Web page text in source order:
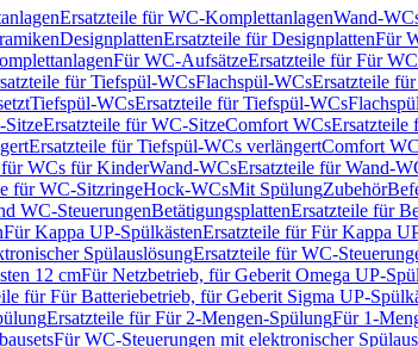
Ersatzteile für WC-KomplettanlagenWand-
DesignplattenErsatzteile für DesignplattenFür
Für WC-AufsätzeErsatzteile für Für
für Tiefspül-WCsFlachspül-WCsErsatzteile
Tiefspül-WCsErsatzteile für Tiefspül-WCs
SitzeErsatzteile für WC-SitzeComfort WCsErsatzteile
Ersatzteile für Tiefspül-WCs verlängertComfort
für WCs für KinderWand-WCsErsatzteile für Wand-
für WC-SitzringeHock-WCsMit SpülungZubehör
WC-SteuerungenBetätigungsplattenErsatzteile für
Für Kappa UP-SpülkästenErsatzteile für Für Kappa
SpülauslösungErsatzteile für WC-
12 cmFür Netzbetrieb, für Geberit Omega UP-
für Für Batteriebetrieb, für Geberit Sigma UP-
Ersatzteile für Für 2-Mengen-SpülungFür 1-
Für WC-Steuerungen mit elektronischer